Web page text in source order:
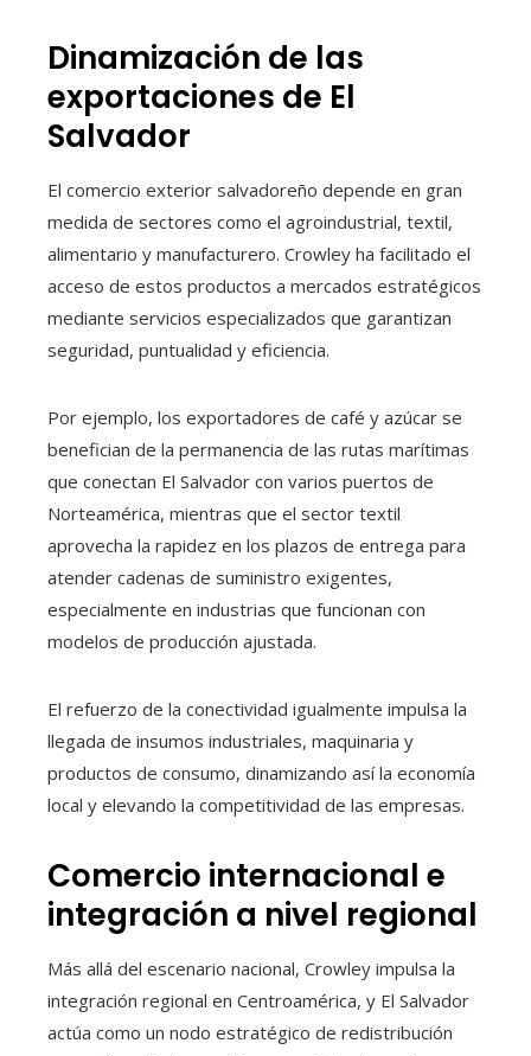
Dinamización de las
exportaciones de El
Salvador
El comercio exterior salvadoreño depende en gran
medida de sectores como el agroindustrial, textil,
alimentario y manufacturero. Crowley ha facilitado el
acceso de estos productos a mercados estratégicos
mediante servicios especializados que garantizan
seguridad, puntualidad y eficiencia.
Por ejemplo, los exportadores de café y azúcar se
benefician de la permanencia de las rutas marítimas
que conectan El Salvador con varios puertos de
Norteamérica, mientras que el sector textil
aprovecha la rapidez en los plazos de entrega para
atender cadenas de suministro exigentes,
especialmente en industrias que funcionan con
modelos de producción ajustada.
El refuerzo de la conectividad igualmente impulsa la
llegada de insumos industriales, maquinaria y
productos de consumo, dinamizando así la economía
local y elevando la competitividad de las empresas.
Comercio internacional e
integración a nivel regional
Más allá del escenario nacional, Crowley impulsa la
integración regional en Centroamérica, y El Salvador
actúa como un nodo estratégico de redistribución